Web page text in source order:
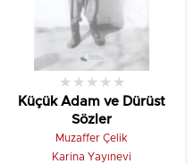
Küçük Adam ve Dürüst
Sözler
★ ★ ★ ★ ★
Muzaffer Çelik
Karina Yayınevi